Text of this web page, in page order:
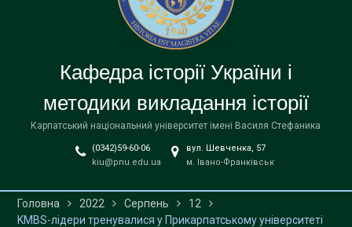
Кафедра історії України і
методики викладання історії
Карпатський національний університет імені Василя Стефаника
(0342)59-60-06
kiu@pnu.edu.ua
вул. Шевченка, 57
м. Івано-Франківськ
Головна 2022 Серпень
12
KMBS-лідери тренувалися у Прикарпатському університеті